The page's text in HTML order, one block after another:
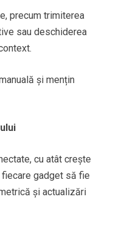
precum trimiterea
sau deschiderea
și mențin
cu atât crește
gadget să fie
și actualizări